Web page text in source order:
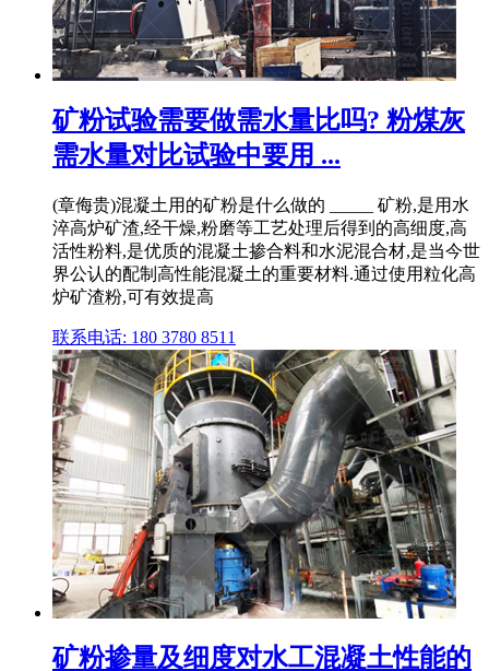
矿粉试验需要做需水量比吗? 粉煤灰
需水量对比试验中要用 ...
(章侮贵)混凝土用的矿粉是什么做的 _____ 矿粉,是用水
淬高炉矿渣,经干燥,粉磨等工艺处理后得到的高细度,高
活性粉料,是优质的混凝土掺合料和水泥混合材,是当今世
界公认的配制高性能混凝土的重要材料.通过使用粒化高
炉矿渣粉,可有效提高
联系电话: 180 3780 8511
矿粉掺量及细度对水工混凝土性能的